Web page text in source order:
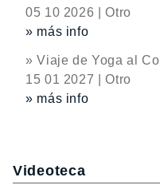
05 10 2026 | Otro
» más info
» Viaje de Yoga al
15 01 2027 | Otro
» más info
Videoteca